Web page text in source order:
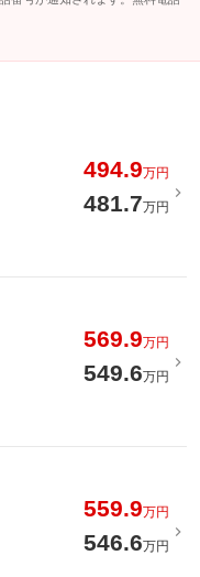
494.9万円
481.7万円
569.9万円
549.6万円
559.9万円
546.6万円